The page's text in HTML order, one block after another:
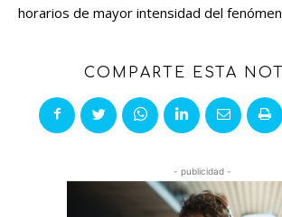
horarios de mayor intensidad del
COMPARTE ESTA
- publicidad -